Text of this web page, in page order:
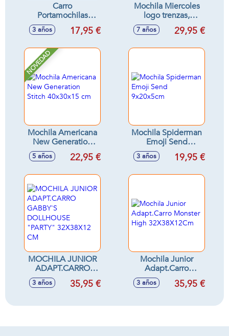
Carro
Portamochilas
Color Azul Claro
30X23X85Cm
3 años 17,95 €
Mochila Miercoles
logo trenzas,
compartimente
para portalaptop
7 años 29,95 €
NOVEDAD
Mochila Americana
New Generation
Stitch 40x30x15 cm
5 años 22,95 €
Mochila Spiderman
Emoji Send
9x20x5cm
3 años 19,95 €
MOCHILA JUNIOR
ADAPT.CARRO
GABBY'S
DOLLHOUSE
CM
3 años 35,95 €
Mochila Junior
Adapt.Carro
Monster High
32X38X12Cm
3 años 35,95 €